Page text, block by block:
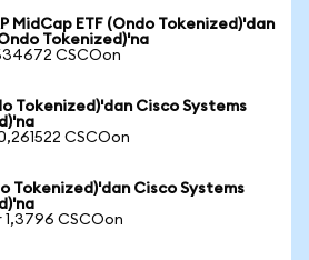
MidCap ETF (Ondo Tokenized)'dan
Tokenized)'na
CSCOon
Tokenized)'dan Cisco Systems
CSCOon
Tokenized)'dan Cisco Systems
CSCOon